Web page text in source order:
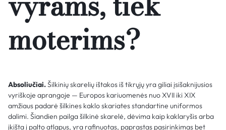
moterims?
Absoliučiai.Šilkinių skarelių ištakos iš tikrųjų yra giliai įsišaknijusios
vyriškoje aprangoje — Europos kariuomenės nuo XVII iki XIX
amžiaus padarė šilkines kaklo skariates standartine uniformos
dalimi. Šiandien pailga šilkinė skarelė, dėvima kaip kaklaryšis arba
įkišta į palto atlapus, yra rafinuotas, paprastas pasirinkimas bet